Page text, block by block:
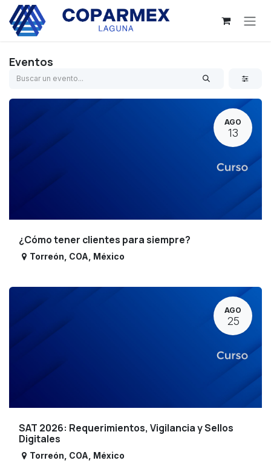
Ir al contenido
Eventos
AGO
13
¿Cómo tener clientes para siempre?
Torreón COA México
AGO
25
SAT 2026: Requerimientos, Vigilancia y Sellos
Digitales
Torreón COA México